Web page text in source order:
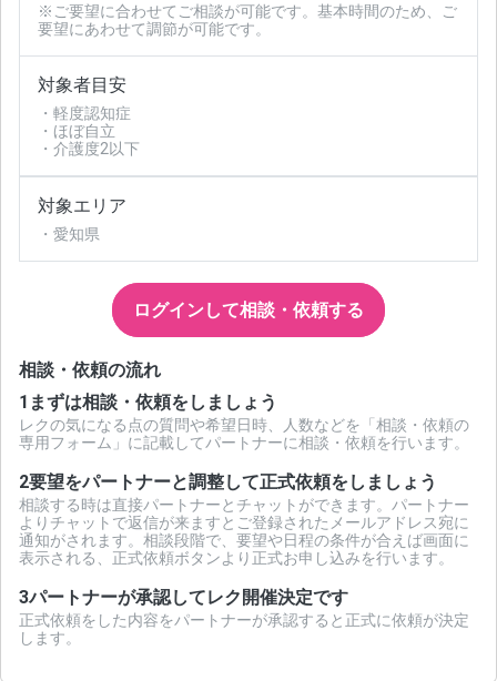
※ご要望に合わせてご相談が可能です。基本時間のため、ご
要望にあわせて調節が可能です。
対象者目安
・軽度認知症
・ほぼ自立
・介護度2以下
対象エリア
・愛知県
ログインして相談・依頼する
相談・依頼の流れ
1 まずは相談・依頼をしましょう
レクの気になる点の質問や希望日時、人数などを「相談・依頼の
専用フォーム」に記載してパートナーに相談・依頼を行います。
2要望をパートナーと調整して正式依頼をしましょう
相談する時は直接パートナーとチャットができます。パートナー
よりチャットで返信が来ますとご登録されたメールアドレス宛に
通知がされます。相談段階で、要望や日程の条件が合えば画面に
表示される、正式依頼ボタンより正式お申し込みを行います。
3パートナーが承認してレク開催決定です
正式依頼をした内容をパートナーが承認すると正式に依頼が決定
します。